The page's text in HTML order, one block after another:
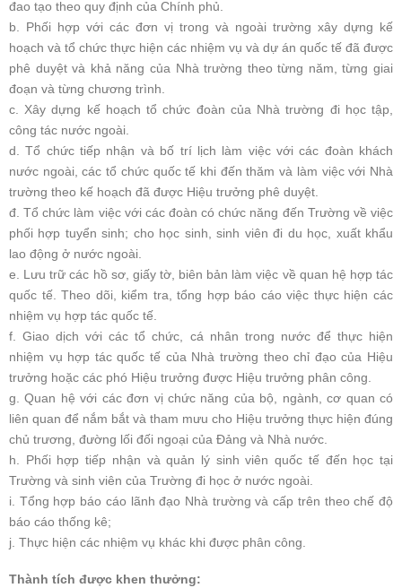
đao tạo theo quy định của Chính phủ.
b. Phối hợp với các đơn vị trong và ngoài trường xây dựng kế
hoạch và tổ chức thực hiện các nhiệm vụ và dự án quốc tế đã được
phê duyệt và khả năng của Nhà trường theo từng năm, từng giai
đoạn và từng chương trình.
c. Xây dựng kế hoạch tổ chức đoàn của Nhà trường đi học tập,
công tác nước ngoài.
d. Tổ chức tiếp nhận và bố trí lịch làm việc với các đoàn khách
nước ngoài, các tổ chức quốc tế khi đến thăm và làm việc với Nhà
trường theo kế hoạch đã được Hiệu trưởng phê duyệt.
đ. Tổ chức làm việc với các đoàn có chức năng đến Trường về việc
phối hợp tuyển sinh; cho học sinh, sinh viên đi du học, xuất khẩu
lao động ở nước ngoài.
e. Lưu trữ các hồ sơ, giấy tờ, biên bản làm việc về quan hệ hợp tác
quốc tế. Theo dõi, kiểm tra, tổng hợp báo cáo việc thực hiện các
nhiệm vụ hợp tác quốc tế.
f. Giao dịch với các tổ chức, cá nhân trong nước để thực hiện
nhiệm vụ hợp tác quốc tế của Nhà trường theo chỉ đạo của Hiệu
trưởng hoặc các phó Hiệu trưởng được Hiệu trưởng phân công.
g. Quan hệ với các đơn vị chức năng của bộ, ngành, cơ quan có
liên quan để nắm bắt và tham mưu cho Hiệu trưởng thực hiện đúng
chủ trương, đường lối đối ngoại của Đảng và Nhà nước.
h. Phối hợp tiếp nhận và quản lý sinh viên quốc tế đến học tại
Trường và sinh viên của Trường đi học ở nước ngoài.
i. Tổng hợp báo cáo lãnh đạo Nhà trường và cấp trên theo chế độ
báo cáo thống kê;
j. Thực hiện các nhiệm vụ khác khi được phân công.
Thành tích được khen thưởng: